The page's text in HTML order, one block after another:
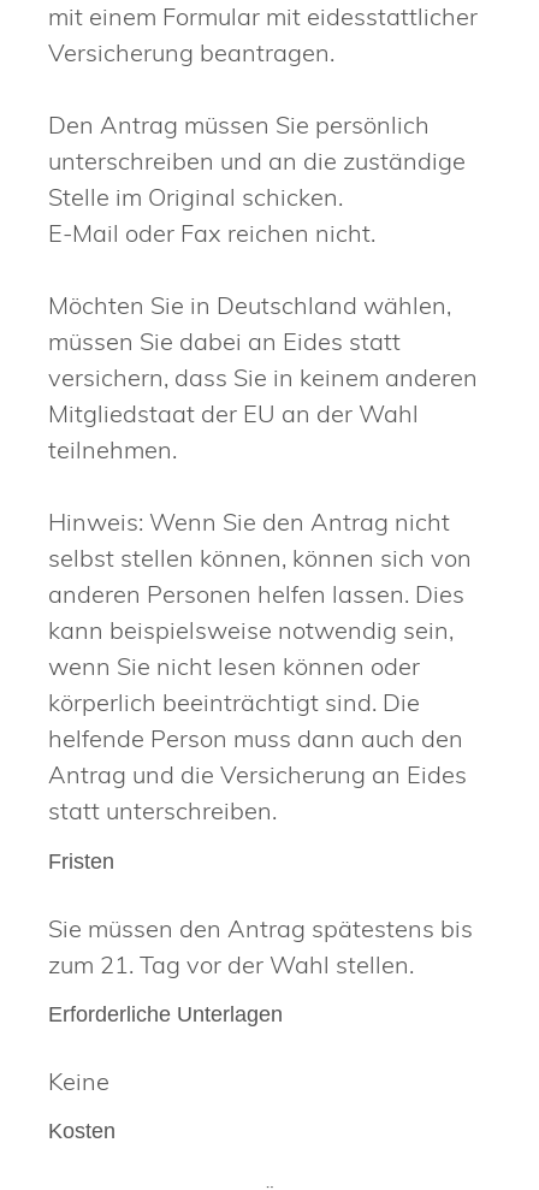
mit einem Formular mit eidesstattlicher
Versicherung beantragen.
Den Antrag müssen Sie persönlich
unterschreiben und an die zuständige
Stelle im Original schicken.
E-Mail oder Fax reichen nicht.
Möchten Sie in Deutschland wählen,
müssen Sie dabei an Eides statt
versichern, dass Sie in keinem anderen
Mitgliedstaat der EU an der Wahl
teilnehmen.
Hinweis: Wenn Sie den Antrag nicht
selbst stellen können, können sich von
anderen Personen helfen lassen. Dies
kann beispielsweise notwendig sein,
wenn Sie nicht lesen können oder
körperlich beeinträchtigt sind. Die
helfende Person muss dann auch den
Antrag und die Versicherung an Eides
statt unterschreiben.
Fristen
Sie müssen den Antrag spätestens bis
zum 21. Tag vor der Wahl stellen.
Erforderliche Unterlagen
Keine
Kosten